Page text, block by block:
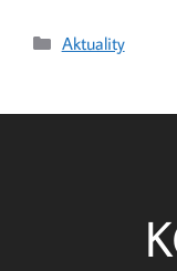
Aktuality